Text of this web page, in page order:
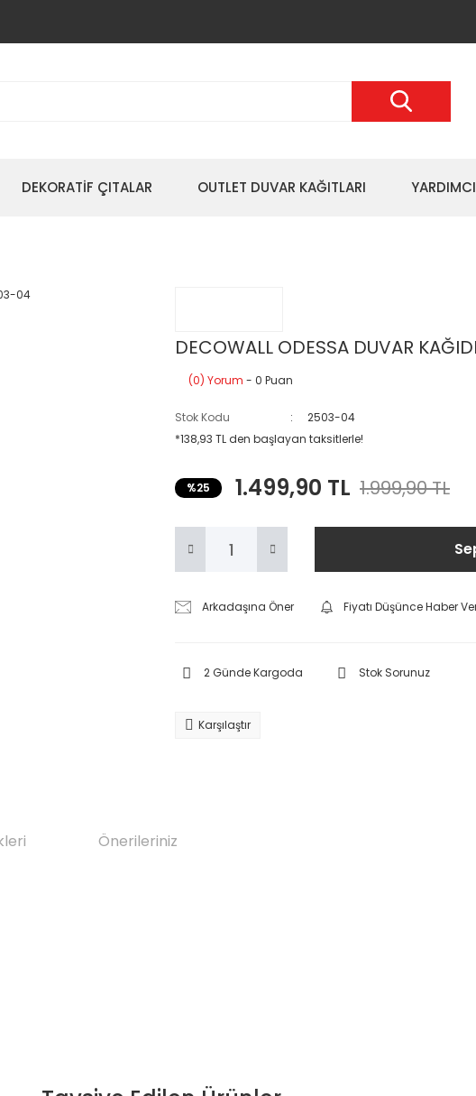
DEKORATİF ÇITALAR OUTLET DUVAR KAĞITLARI
DECOWALL ODESSA DUVAR
(0) Yorum - 0 Puan
Stok Kodu
2503-04
*138,93 TL den başlayan taksitlerle!
%25 1.499,90 TL 1.999,90 TL
Arkadaşına Öner Fiyatı Düşünce Haber
2 Günde Kargoda Stok Sorunuz
Karşılaştır
Önerileriniz